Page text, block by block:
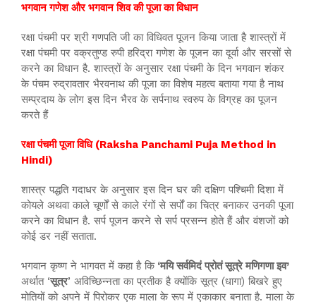
भगवान गणेश और भगवान शिव की पूजा का विधान
रक्षा पंचमी पर श्री गणपति जी का विधिवत पूजन किया जाता है शास्त्रों में
रक्षा पंचमी पर वक्रतुण्ड रुपी हरिद्रा गणेश के पूजन का दूर्वा और सरसों से
करने का विधान है. शास्त्रों के अनुसार रक्षा पंचमी के दिन भगवान शंकर
के पंचम रुद्रावतार भैरवनाथ की पूजा का विशेष महत्व बताया गया है नाथ
सम्प्रदाय के लोग इस दिन भैरव के सर्पनाथ स्वरुप के विग्रह का पूजन
करते हैं
रक्षा पंचमी पूजा विधि (Raksha Panchami Puja Method in
Hindi)
शास्त्र पद्धति गदाधर के अनुसार इस दिन घर की दक्षिण पश्चिमी दिशा में
कोयले अथवा काले चूर्णों से काले रंगों से सर्पों का चित्र बनाकर उनकी पूजा
करने का विधान है. सर्प पूजन करने से सर्प प्रसन्न होते हैं और वंशजों को
कोई डर नहीं सताता.
भगवान कृष्ण ने भागवत में कहा है कि‘मयि सर्वमिदं प्रोतं सूत्रे मणिगणा इव’
अर्थात ‘सूत्र’ अविच्छिन्नता का प्रतीक है क्योंकि सूत्र (धागा) बिखरे हुए
मोतियों को अपने में पिरोकर एक माला के रूप में एकाकार बनाता है. माला के